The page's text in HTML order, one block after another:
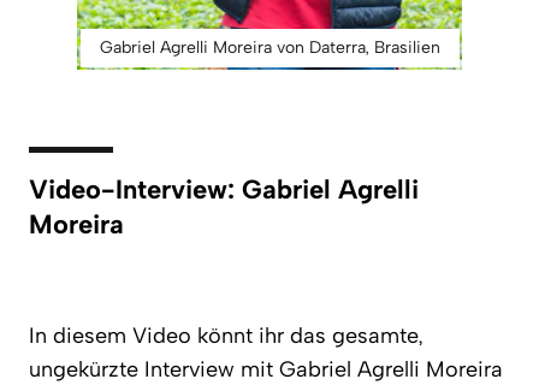
Gabriel Agrelli Moreira von Daterra, Brasilien
Video-Interview: Gabriel Agrelli
Moreira
In diesem Video könnt ihr das gesamte,
ungekürzte Interview mit Gabriel Agrelli Moreira